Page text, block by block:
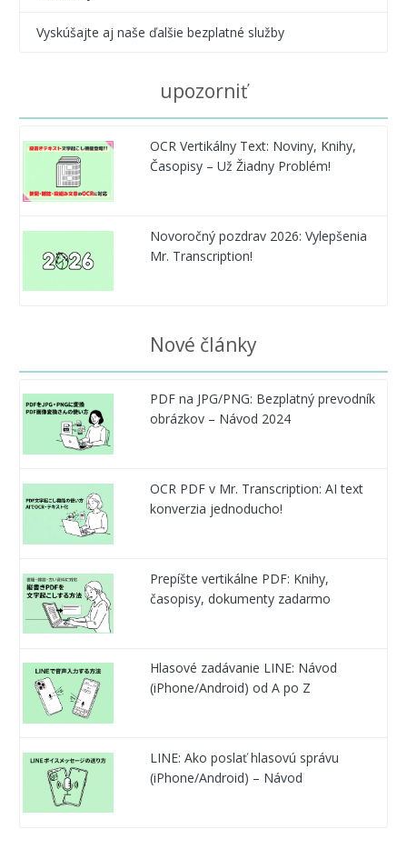
Vyskúšajte aj naše ďalšie bezplatné služby
upozorniť
OCR Vertikálny Text: Noviny, Knihy,
Časopisy – Už Žiadny Problém!
Novoročný pozdrav 2026: Vylepšenia
Mr. Transcription!
Nové články
PDF na JPG/PNG: Bezplatný prevodník
obrázkov – Návod 2024
OCR PDF v Mr. Transcription: AI text
konverzia jednoducho!
Prepíšte vertikálne PDF: Knihy,
časopisy, dokumenty zadarmo
Hlasové zadávanie LINE: Návod
(iPhone/Android) od A po Z
LINE: Ako poslať hlasovú správu
(iPhone/Android) – Návod